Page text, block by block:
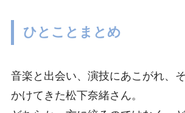
ひとことまとめ
音楽と出会い、演技にあこがれ、
かけてきた松下奈緒さん。